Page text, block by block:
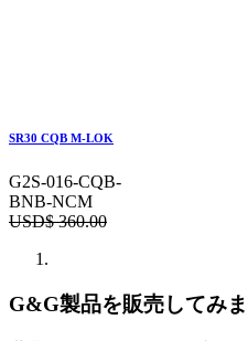
SR30 CQB M-LOK
G2S-016-CQB-
BNB-NCM
USD$360.00
G&G製品を販売してみ